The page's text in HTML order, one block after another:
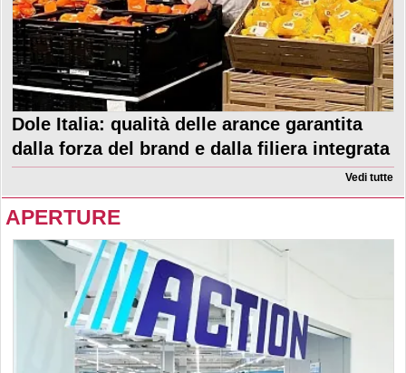
Dole Italia: qualità delle arance garantita
dalla forza del brand e dalla filiera integrata
Vedi tutte
APERTURE